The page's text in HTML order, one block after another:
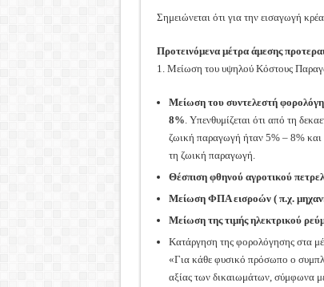
Σημειώνεται ότι για την εισαγωγή
Προτεινόμενα μέτρα άμεσης
1. Μείωση του υψηλού Κόστους
Μείωση του συντελεστή
8% . Υπενθυμίζεται ότι από τη
ζωική παραγωγή ήταν 5% – 8% και
τη ζωική παραγωγή.
Θέσπιση φθηνού αγροτικού
Μείωση ΦΠΑ εισροών ( π.χ.
Μείωση της τιμής ηλεκτρικού
Κατάργηση της φορολόγησης στα
«Για κάθε φυσικό πρόσωπο ο
αξίας των δικαιωμάτων, σύμφωνα